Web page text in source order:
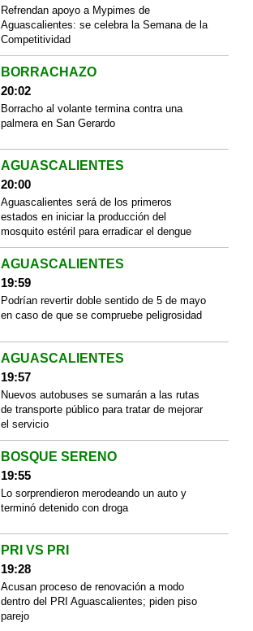
Refrendan apoyo a Mypimes de
Aguascalientes: se celebra la Semana de la
Competitividad
BORRACHAZO
20:02
Borracho al volante termina contra una
palmera en San Gerardo
AGUASCALIENTES
20:00
Aguascalientes será de los primeros
estados en iniciar la producción del
mosquito estéril para erradicar el dengue
AGUASCALIENTES
19:59
Podrían revertir doble sentido de 5 de mayo
en caso de que se compruebe peligrosidad
AGUASCALIENTES
19:57
Nuevos autobuses se sumarán a las rutas
de transporte público para tratar de mejorar
el servicio
BOSQUE SERENO
19:55
Lo sorprendieron merodeando un auto y
terminó detenido con droga
PRI VS PRI
19:28
Acusan proceso de renovación a modo
dentro del PRI Aguascalientes; piden piso
parejo